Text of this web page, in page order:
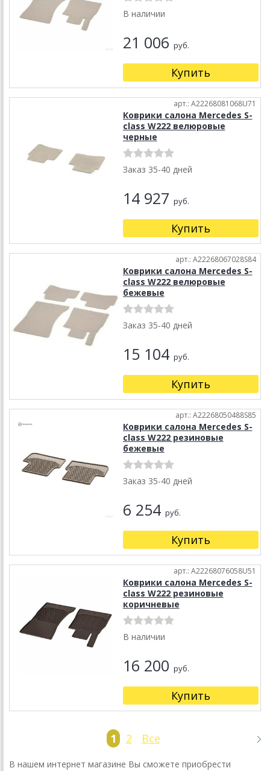
В наличии
21 006 руб.
Купить
арт.: A22268081068U71
Коврики салона Mercedes S-
class W222 велюровые
черные
Заказ 35-40 дней
14 927 руб.
Купить
арт.: A22268067028S84
Коврики салона Mercedes S-
class W222 велюровые
бежевые
Заказ 35-40 дней
15 104 руб.
Купить
арт.: A22268050488S85
Коврики салона Mercedes S-
class W222 резиновые
бежевые
Заказ 35-40 дней
6 254 руб.
Купить
арт.: A22268076058U51
Коврики салона Mercedes S-
class W222 резиновые
коричневые
В наличии
16 200 руб.
Купить
1 2 Все
В нашем интернет магазине Вы сможете приобрести